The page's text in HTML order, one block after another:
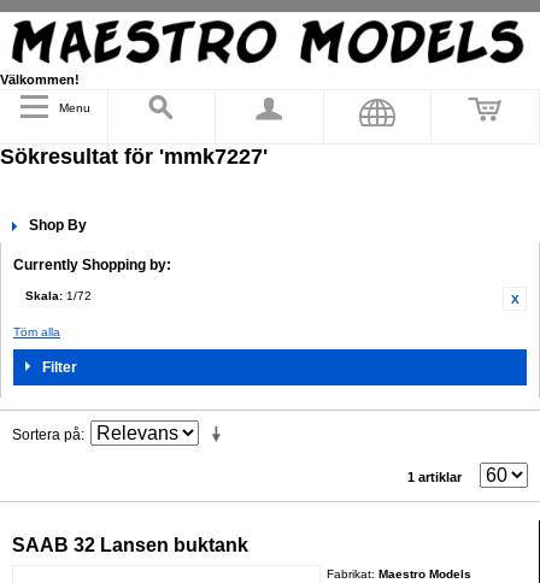
Välkommen!
Menu
Sökresultat för 'mmk7227'
Shop By
Currently Shopping by:
Skala: 1/72
Töm alla
Filter
Sortera på
1 artiklar
SAAB 32 Lansen buktank
Fabrikat:Maestro Models